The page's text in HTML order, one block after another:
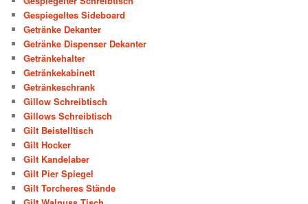
Gespiegeltes Sideboard
Getränke Dekanter
Getränke Dispenser Dekanter
Getränkehalter
Getränkekabinett
Getränkeschrank
Gillow Schreibtisch
Gillows Schreibtisch
Gilt Beistelltisch
Gilt Hocker
Gilt Kandelaber
Gilt Pier Spiegel
Gilt Torcheres Stände